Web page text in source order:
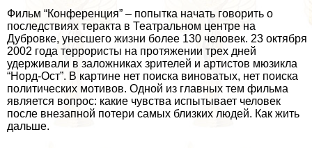
Фильм “Конференция” – попытка начать говорить о
последствиях теpaкта в Театральном центре на
Дубровке, унесшего жизни более 130 человек. 23 октября
2002 года террористы на протяжении трех дней
удерживали в заложниках зрителей и артистов мюзикла
“Норд-Ост”. В картине нет поиска виноватых, нет поиска
политических мотивов. Одной из главных тем фильма
является вопрос: какие чувства испытывает человек
после внезапной потери самых близких людей. Как жить
дальше.